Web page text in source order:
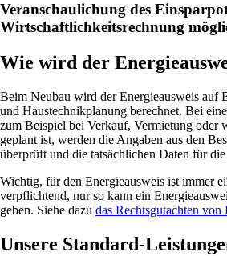
Veranschaulichung des
Wirtschaftlichkeitsrechnung
Wie wird der
Beim Neubau wird der Energieausweis auf
und Haustechnikplanung berechnet. Bei
zum Beispiel bei Verkauf, Vermietung oder
geplant ist, werden die Angaben aus den
überprüft und die tatsächlichen Daten für
Wichtig, für den Energieausweis ist immer
verpflichtend, nur so kann ein
geben. Siehe dazu das Rechtsgutachten von
Unsere Standard-